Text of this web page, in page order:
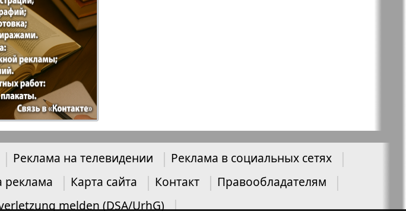
Пражский
экспресс
Nord-Ost-
газета Рецепты здоровья
Мысль
Швейцария
Реклама на телевидении
Реклама в социальных сетях
Карта сайта Контакт
Правообладателям
melden (DSA/UrhG)